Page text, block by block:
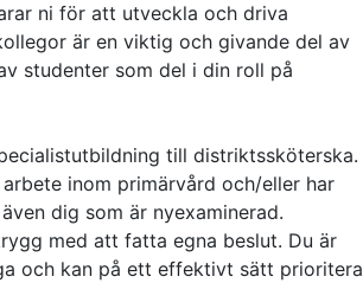
ni för att utveckla och driva
är en viktig och givande del av
studenter som del i din roll på
till distriktssköterska.
inom primärvård och/eller har
dig som är nyexaminerad.
med att fatta egna beslut. Du är
och kan på ett effektivt sätt prioritera